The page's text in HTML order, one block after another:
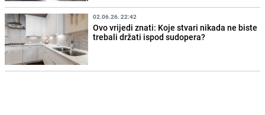
02.06.26. 22:42
Ovo vrijedi znati: Koje stvari nikada ne biste
trebali držati ispod sudopera?